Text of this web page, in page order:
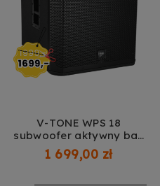
V-TONE WPS 18
subwoofer aktywny bas
profesjonalny sceniczny
18" DSP 600W RMS
1 699,00 zł